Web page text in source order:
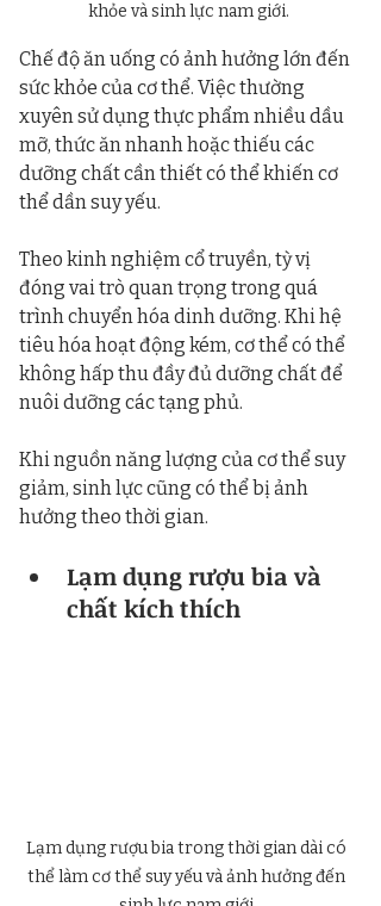
khỏe và sinh lực nam giới.
Chế độ ăn uống có ảnh hưởng lớn đến
sức khỏe của cơ thể. Việc thường
xuyên sử dụng thực phẩm nhiều dầu
mỡ, thức ăn nhanh hoặc thiếu các
dưỡng chất cần thiết có thể khiến cơ
thể dần suy yếu.
Theo kinh nghiệm cổ truyền, tỳ vị
đóng vai trò quan trọng trong quá
trình chuyển hóa dinh dưỡng. Khi hệ
tiêu hóa hoạt động kém, cơ thể có thể
không hấp thu đầy đủ dưỡng chất để
nuôi dưỡng các tạng phủ.
Khi nguồn năng lượng của cơ thể suy
giảm, sinh lực cũng có thể bị ảnh
hưởng theo thời gian.
Lạm dụng rượu bia và
chất kích thích
Lạm dụng rượu bia trong thời gian dài có
thể làm cơ thể suy yếu và ảnh hưởng đến